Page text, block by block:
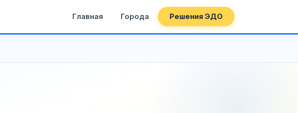
Главная Города Решения ЭДО